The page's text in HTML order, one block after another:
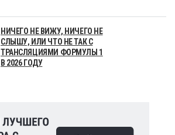
НИЧЕГО НЕ ВИЖУ, НИЧЕГО НЕ
СЛЫШУ, ИЛИ ЧТО НЕ ТАК С
ТРАНСЛЯЦИЯМИ ФОРМУЛЫ 1
В 2026 ГОДУ